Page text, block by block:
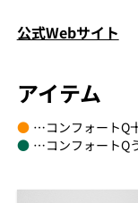
公式Webサイト
アイテム
●…コンフォートQ
●…コンフォートQ